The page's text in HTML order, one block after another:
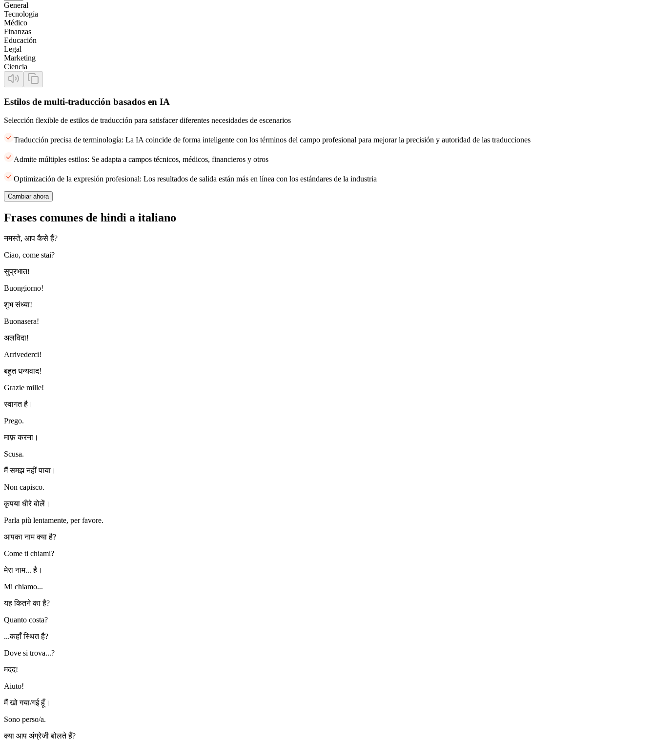
General
Tecnología
Médico
Finanzas
Educación
Legal
Marketing
Ciencia
Estilos de multi-traducción basados en IA
Selección flexible de estilos de traducción para satisfacer diferentes necesidades de escenarios
Traducción precisa de terminología: La IA coincide de forma inteligente con los términos del campo profesional para mejorar la precisión y autoridad de las traducciones
Admite múltiples estilos: Se adapta a campos técnicos, médicos, financieros y otros
Optimización de la expresión profesional: Los resultados de salida están más en línea con los estándares de la industria
Cambiar ahora
Frases comunes de hindi a italiano
नमस्ते, आप कैसे हैं?
Ciao, come stai?
सुप्रभात!
Buongiorno!
शुभ संध्या!
Buonasera!
अलविदा!
Arrivederci!
बहुत धन्यवाद!
Grazie mille!
स्वागत है।
Prego.
माफ़ करना।
Scusa.
मैं समझ नहीं पाया।
Non capisco.
कृपया धीरे बोलें।
Parla più lentamente, per favore.
आपका नाम क्या है?
Come ti chiami?
मेरा नाम... है।
Mi chiamo...
यह कितने का है?
Quanto costa?
...कहाँ स्थित है?
Dove si trova...?
मदद!
Aiuto!
मैं खो गया/गई हूँ।
Sono perso/a.
क्या आप अंग्रेजी बोलते हैं?